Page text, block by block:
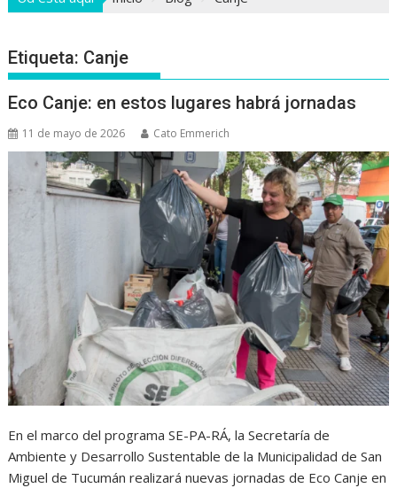
Etiqueta: Canje
Eco Canje: en estos lugares habrá jornadas
11 de mayo de 2026 Cato Emmerich
En el marco del programa SE-PA-RÁ, la Secretaría de
Ambiente y Desarrollo Sustentable de la Municipalidad de San
Miguel de Tucumán realizará nuevas jornadas de Eco Canje en